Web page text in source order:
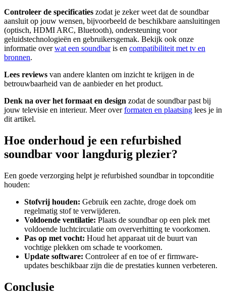
Controleer de specificaties zodat je zeker weet dat de soundbar
aansluit op jouw wensen, bijvoorbeeld de beschikbare aansluitingen
(optisch, HDMI ARC, Bluetooth), ondersteuning voor
geluidstechnologieën en gebruikersgemak. Bekijk ook onze
informatie overwat een soundbaris en compatibiliteit met tv en
bronnen.
Lees reviews van andere klanten om inzicht te krijgen in de
betrouwbaarheid van de aanbieder en het product.
Denk na over het formaat en design zodat de soundbar past bij
jouw televisie en interieur. Meer overformaten en plaatsing lees je in
dit artikel.
Hoe onderhoud je een refurbished
soundbar voor langdurig plezier?
Een goede verzorging helpt je refurbished soundbar in topconditie
houden:
Stofvrij houden: Gebruik een zachte, droge doek om
regelmatig stof te verwijderen.
Voldoende ventilatie: Plaats de soundbar op een plek met
voldoende luchtcirculatie om oververhitting te voorkomen.
Pas op met vocht: Houd het apparaat uit de buurt van
vochtige plekken om schade te voorkomen.
Update software: Controleer af en toe of er firmware-
updates beschikbaar zijn die de prestaties kunnen verbeteren.
Conclusie